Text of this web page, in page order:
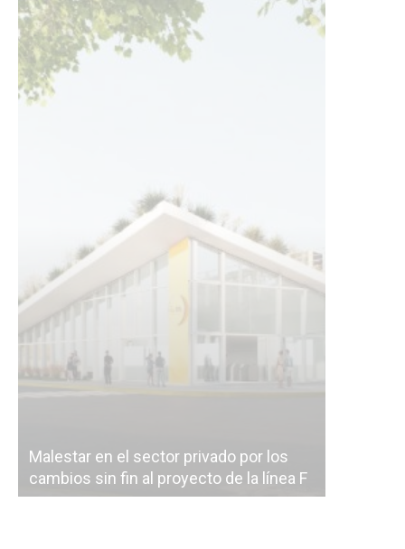
Malestar en el sector privado por los
cambios sin fin al proyecto de la línea F